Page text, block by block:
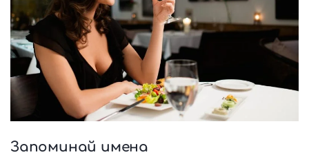
Запоминай имена